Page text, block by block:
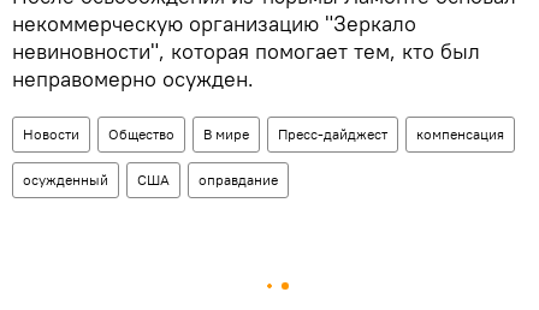
некоммерческую организацию "Зеркало
невиновности", которая помогает тем, кто был
неправомерно осужден.
Новости Общество В мире Пресс-дайджест компенсация
осужденный США оправдание